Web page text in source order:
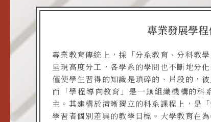
專業發展學
專業教育傳統上，採「分系教育、分科教
呈現高度分工，各學系的學問也不斷地分
僅使學生習得的知識是瑣碎的、片段的，
而「學程導向教育」是一無組織機構的
主。其建構於清晰獨立的科系課程上，是
學習者個別差異的教學目標。大學教育在